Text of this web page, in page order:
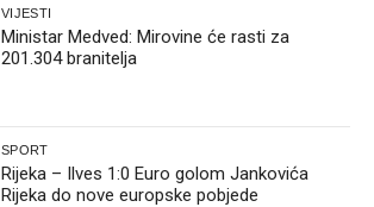
VIJESTI
Ministar Medved: Mirovine će rasti za
201.304 branitelja
SPORT
Rijeka – Ilves 1:0 Euro golom Jankovića
Rijeka do nove europske pobjede